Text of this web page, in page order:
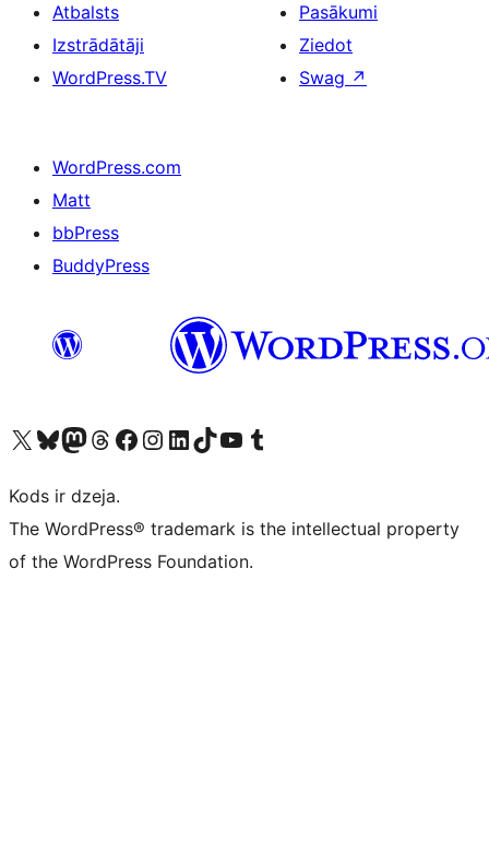
Atbalsts
Izstrādātāji
WordPress.TV
Pasākumi
Ziedot
Swag ↗
WordPress.com
Matt
bbPress
BuddyPress
Apmeklējiet mūsu X (agrāk Twitter) kontu
Apmeklējiet mūsu Bluesky kontu
Apmeklējiet mūsu Mastodon kontu
Apmeklējiet mūsu Threads kontu
Apmeklējiet mūsu Facebook lapuApmeklējiet mūsu Instagram kontu
Apmeklējiet mūsu LinkedIn kontu
Apmeklējiet mūsu TikTok kontu
Apmeklējiet mūsu YouTube kanālu
Apmeklējiet mūsu Tumblr kontu
Kods ir dzeja.
The WordPress® trademark is the intellectual property
of the WordPress Foundation.